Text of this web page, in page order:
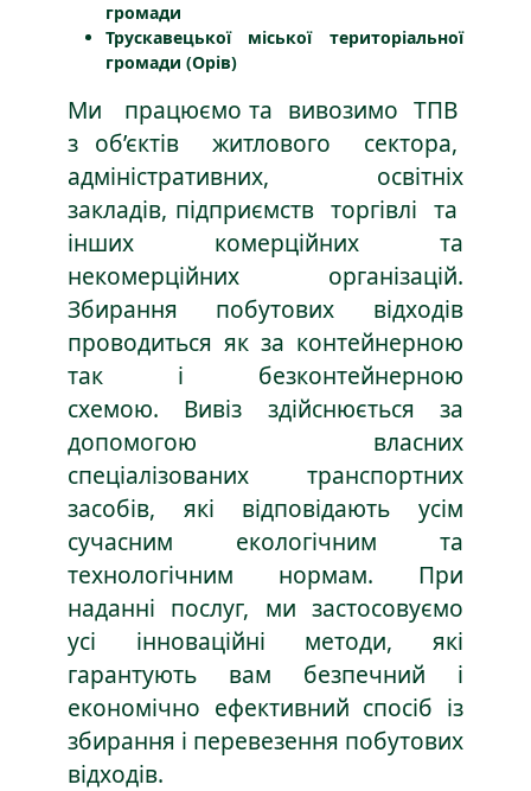
громади
Трускавецької міської територіальної
громади (Орів)
Ми працюємо та вивозимо ТПВ
з об’єктів житлового сектора,
адміністративних, освітніх
закладів, підприємств торгівлі та
інших комерційних та
некомерційних організацій.
Збирання побутових відходів
проводиться як за контейнерною
так і безконтейнерною
схемою. Вивіз здійснюється за
допомогою власних
спеціалізованих транспортних
засобів, які відповідають усім
сучасним екологічним та
технологічним нормам. При
наданні послуг, ми застосовуємо
усі інноваційні методи, які
гарантують вам безпечний і
економічно ефективний спосіб із
збирання і перевезення побутових
відходів.